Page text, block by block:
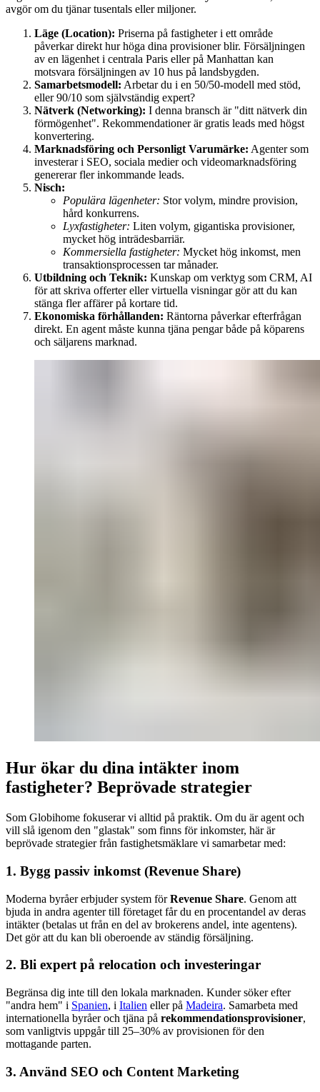
avgör om du tjänar tusentals eller miljoner.
Läge (Location): Priserna på fastigheter i ett område
påverkar direkt hur höga dina provisioner blir. Försäljningen
av en lägenhet i centrala Paris eller på Manhattan kan
motsvara försäljningen av 10 hus på landsbygden.
Samarbetsmodell: Arbetar du i en 50/50-modell med stöd,
eller 90/10 som självständig expert?
Nätverk (Networking): I denna bransch är "ditt nätverk din
förmögenhet". Rekommendationer är gratis leads med högst
konvertering.
Marknadsföring och Personligt Varumärke: Agenter som
investerar i SEO, sociala medier och videomarknadsföring
genererar fler inkommande leads.
Nisch:
Populära lägenheter: Stor volym, mindre provision,
hård konkurrens.
Lyxfastigheter: Liten volym, gigantiska provisioner,
mycket hög inträdesbarriär.
Kommersiella fastigheter: Mycket hög inkomst, men
transaktionsprocessen tar månader.
Utbildning och Teknik: Kunskap om verktyg som CRM, AI
för att skriva offerter eller virtuella visningar gör att du kan
stänga fler affärer på kortare tid.
Ekonomiska förhållanden: Räntorna påverkar efterfrågan
direkt. En agent måste kunna tjäna pengar både på köparens
och säljarens marknad.
Hur ökar du dina intäkter inom
fastigheter? Beprövade strategier
Som Globihome fokuserar vi alltid på praktik. Om du är agent och
vill slå igenom den "glastak" som finns för inkomster, här är
beprövade strategier från fastighetsmäklare vi samarbetar med:
1. Bygg passiv inkomst (Revenue Share)
Moder­na byråer erbjuder system förRevenue Share. Genom att
bjuda in andra agenter till företaget får du en procentandel av deras
intäkter (betalas ut från en del av brokerens andel, inte agentens).
Det gör att du kan bli oberoende av ständig försäljning.
2. Bli expert på relocation och investeringar
Begränsa dig inte till den lokala marknaden. Kunder söker efter
"andra hem" i Spanien, i Italien eller på Madeira. Samarbeta med
internationella byråer och tjäna på rekommendationsprovisioner,
som vanligtvis uppgår till 25–30% av provisionen för den
mottagande parten.
3. Använd SEO och Content Marketing